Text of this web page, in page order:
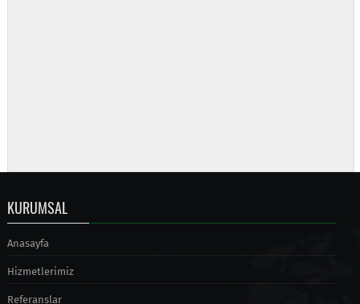
KURUMSAL
Anasayfa
Hizmetlerimiz
Referanslar